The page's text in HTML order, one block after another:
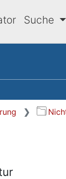
Suche